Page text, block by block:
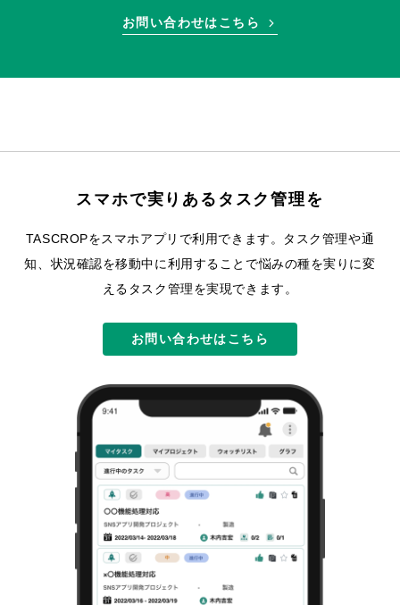
お問い合わせはこちら
スマホで実りあるタスク管理を
TASCROPをスマホアプリで利用できます。
タスク管理や通
知、状況確認を移動中に利用することで悩みの種を実りに変
えるタスク管理を実現できます。
お問い合わせはこちら